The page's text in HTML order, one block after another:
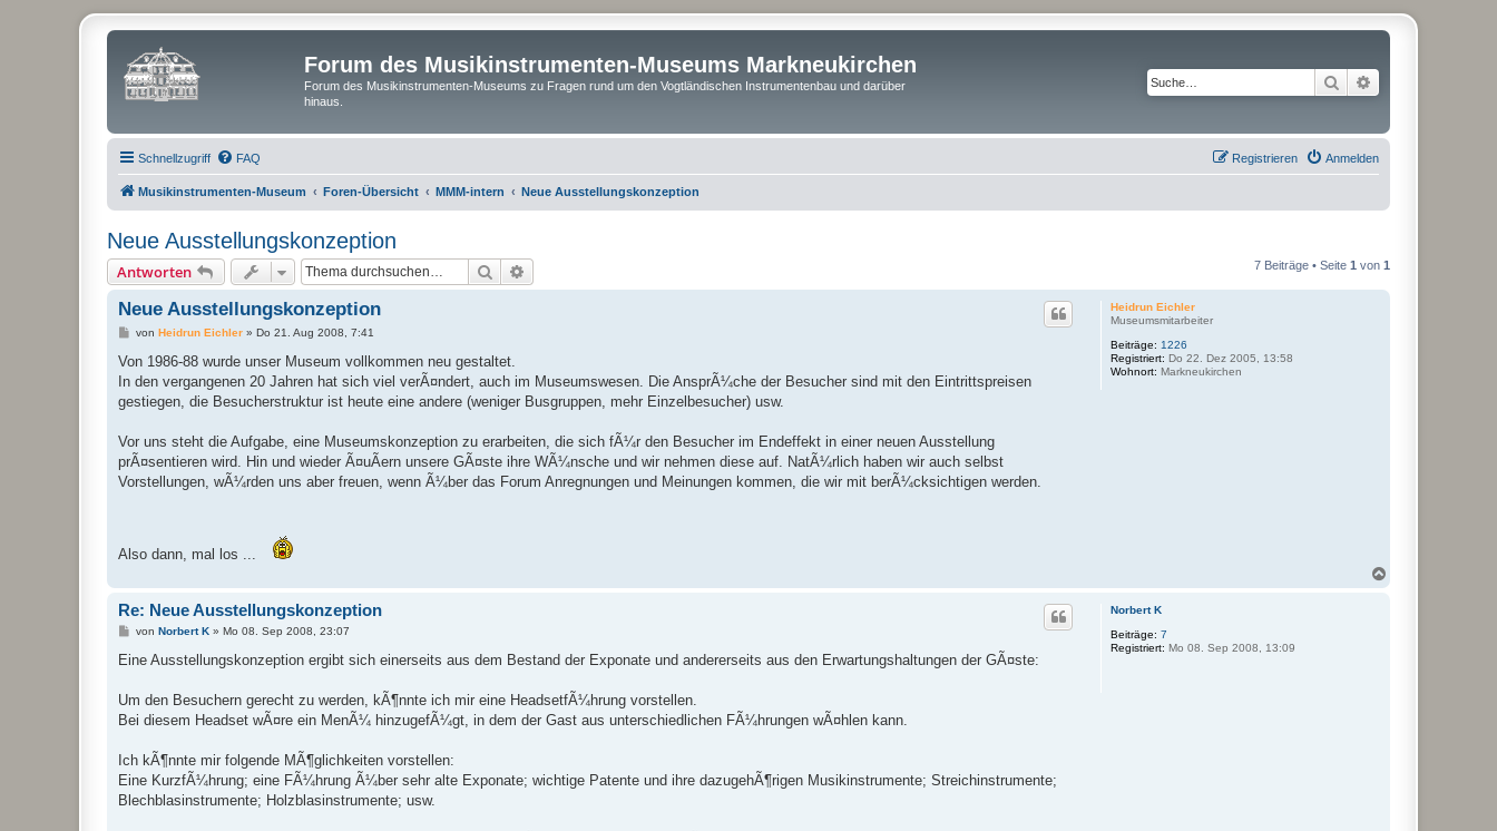
Forum des Musikinstrumenten-Museums Markneukirchen
Forum des Musikinstrumenten-Museums zu Fragen rund um den Vogtländischen Instrumentenbau und darüber
hinaus.
Suche
Schnellzugriff FAQ Anmelden
Registrieren
Musikinstrumenten-Museum Foren-Übersicht MMM-intern Neue Ausstellungskonzeption
Neue Ausstellungskonzeption
Antworten Suche 7 Beiträge • Seite 1 von 1
Heidrun Eichler
Museumsmitarbeiter
Beiträge: 1226
Registriert: Do 22. Dez 2005, 13:58
Wohnort: Markneukirchen
Neue Ausstellungskonzeption
B
i
a
von Heidrun Eichler» Do 21. Aug 2008, 7:41
Von 1986-88 wurde unser Museum vollkommen neu gestaltet.
In den vergangenen 20 Jahren hat sich viel verÃ¤ndert, auch im Museumswesen. Die AnsprÃ¼che der Besucher sind mit den Eintrittspreisen
gestiegen, die Besucherstruktur ist heute eine andere (weniger Busgruppen, mehr Einzelbesucher) usw.
Vor uns steht die Aufgabe, eine Museumskonzeption zu erarbeiten, die sich fÃ¼r den Besucher im Endeffekt in einer neuen Ausstellung
prÃ¤sentieren wird. Hin und wieder Ã¤uÃern unsere GÃ¤ste ihre WÃ¼nsche und wir nehmen diese auf. NatÃ¼rlich haben wir auch selbst
Vorstellungen, wÃ¼rden uns aber freuen, wenn Ã¼ber das Forum Anregnungen und Meinungen kommen, die wir mit berÃ¼cksichtigen werden.
Also dann, mal los ...
Norbert K
Beiträge: 7
Registriert: Mo 08. Sep 2008, 13:09
Re: Neue Ausstellungskonzeption
B
i
a
von Norbert K» Mo 08. Sep 2008, 23:07
Eine Ausstellungskonzeption ergibt sich einerseits aus dem Bestand der Exponate und andererseits aus den Erwartungshaltungen der GÃ¤ste:
Um den Besuchern gerecht zu werden, kÃ¶nnte ich mir eine HeadsetfÃ¼hrung vorstellen.
Bei diesem Headset wÃ¤re ein MenÃ¼ hinzugefÃ¼gt, in dem der Gast aus unterschiedlichen FÃ¼hrungen wÃ¤hlen kann.
Ich kÃ¶nnte mir folgende MÃ¶glichkeiten vorstellen:
Eine KurzfÃ¼hrung; eine FÃ¼hrung Ã¼ber sehr alte Exponate; wichtige Patente und ihre dazugehÃ¶rigen Musikinstrumente; Streichinstrumente;
Blechblasinstrumente; Holzblasinstrumente; usw.